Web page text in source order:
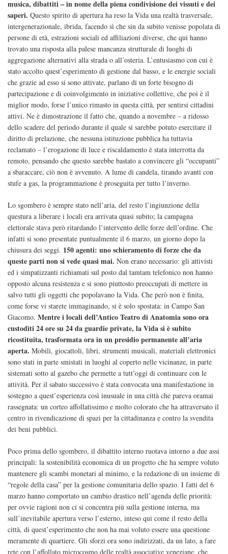
musica, dibattiti – in nome della piena condivisione dei vissuti e dei
saperi. Questo spirito di apertura ha reso la Vida una realtà trasversale,
intergenerazionale, ibrida, facendo sì che sin da subito venisse popolata di
persone di età, estrazioni sociali ed affiliazioni diverse, che qui hanno
trovato una risposta alla palese mancanza strutturale di luoghi di
aggregazione alternativi alla strada o all’osteria. L’entusiasmo con cui è
stato accolto quest’esperimento di gestione dal basso, e le energie sociali
che grazie ad esso si sono attivate, parlano di un forte bisogno di
partecipazione e di coinvolgimento in iniziative collettive, che poi è il
miglior modo, forse l’unico rimasto in questa città, per sentirsi cittadini
attivi. Ne è dimostrazione il fatto che, quando a novembre – a ridosso
dello scadere del periodo durante il quale si sarebbe potuto esercitare il
diritto di prelazione, che nessuna istituzione pubblica ha tuttavia
reclamato – l’erogazione di luce e riscaldamento è stata interrotta da
remoto, pensando che questo sarebbe bastato a convincere gli “occupanti”
a sbaraccare, ciò non è avvenuto. A lume di candela, tirando avanti con
stufe a gas, la programmazione è proseguita per tutto l’inverno.
Lo sgombero è sempre stato nell’aria, del resto l’ingiunzione della
questura a liberare i locali era arrivata quasi subito; la campagna
elettorale stava però ritardando l’intervento delle forze dell’ordine. Che
infatti si sono presentate puntualmente il 6 marzo, un giorno dopo la
chiusura dei seggi. 150 agenti: uno schieramento di forze che da
queste parti non si vede quasi mai. Non erano necessario: gli attivisti
ed i simpatizzanti richiamati sul posto dal tamtam telefonico non hanno
opposto alcuna resistenza e si sono piuttosto preoccupati di mettere in
salvo tutti gli oggetti che popolavano la Vida. Che però non è finita,
come forse vi starete immaginando, si è solo spostata: in Campo San
Giacomo. Mentre i locali dell’Antico Teatro di Anatomia sono ora
custoditi 24 ore su 24 da guardie private, la Vida si è subito
ricostituita, trasformata ora in un presidio permanente all’aria
aperta. Mobili, giocattoli, libri, strumenti musicali, materiali elettronici
sono stati in parte smistati in luoghi al coperto nelle vicinanze, in parte
sistemati sotto al gazebo che permette a tutt’oggi di continuare con le
attività. Per il sabato successivo è stata convocata una manifestazione in
sostegno a quest’esperienza così inusuale in una città che pareva oramai
rassegnata: un corteo affollatissimo e molto colorato che ha attraversato il
centro in rivendicazione di spazi per la cittadinanza e contro la svendita
dei beni pubblici.
Poco prima dello sgombero, il dibattito interno ruotava intorno a due assi
principali: la sostenibilità economica di un progetto che ha sempre voluto
mantenere gli scambi monetari al minimo, e la redazione di un insieme di
“regole della casa” per la gestione comunitaria dello spazio. I fatti del 6
marzo hanno comportato un cambio drastico nell’agenda delle priorità:
per ovvie ragioni non ci si concentra più sulla gestione interna, ma
sull’inevitabile apertura verso l’esterno, inteso qui come il resto della
città, di quest’esperimento che non ha mai voluto essere una questione
meramente di quartiere. Gli sforzi ora sono indirizzati, da un lato, a fare
rete con l’affollato microcosmo delle realtà associative veneziane, che